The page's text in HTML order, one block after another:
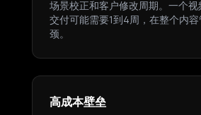
场景校正和客户修改周期。一个
交付可能需要1到4周，在整个内
颈。
高成本壁垒